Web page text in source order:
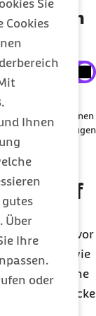
Sie
Cookies
Ihnen
Über
Ihre
oder
arbeiten
anzeigen
externe
Mehr dazu
auch Kinder einen
Küchenwerkzeugen
innen
sind vor
die Finger wie
in der Küche
oder Stücke